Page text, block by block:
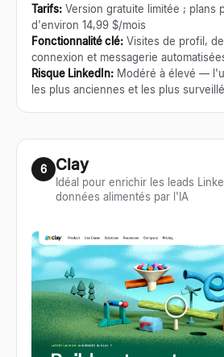
Tarifs: Version gratuite limitée ; plans
d'environ 14,99 $/mois
Fonctionnalité clé: Visites de profil,
connexion et messagerie
Risque LinkedIn: Modéré à élevé —
les plus anciennes et les plus
6 Clay
Idéal pour enrichir les leads
données alimentés par l'IA